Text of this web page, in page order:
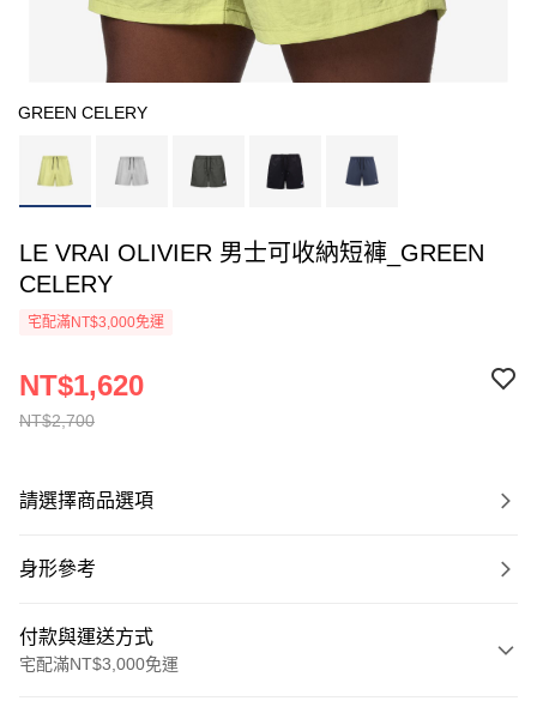
GREEN CELERY
LE VRAI OLIVIER 男士可收納短褲_GREEN
CELERY
宅配滿NT$3,000免運
NT$2,700
NT$1,620
請選擇商品選項
身形參考
付款與運送方式
宅配滿NT$3,000免運